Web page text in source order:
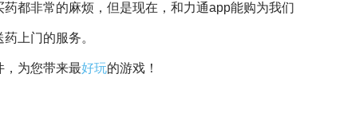
药都非常的麻烦，但是现在，和力通app能购为我们
上门的服务。
，为您带来最好玩的游戏！